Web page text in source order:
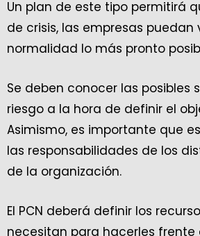
Un plan de este tipo permitirá
de crisis, las empresas puedan
normalidad lo más pronto
Se deben conocer las posibles
riesgo a la hora de definir el
Asimismo, es importante que
las responsabilidades de los
de la organización.
El PCN deberá definir los
necesitan para hacerles frente